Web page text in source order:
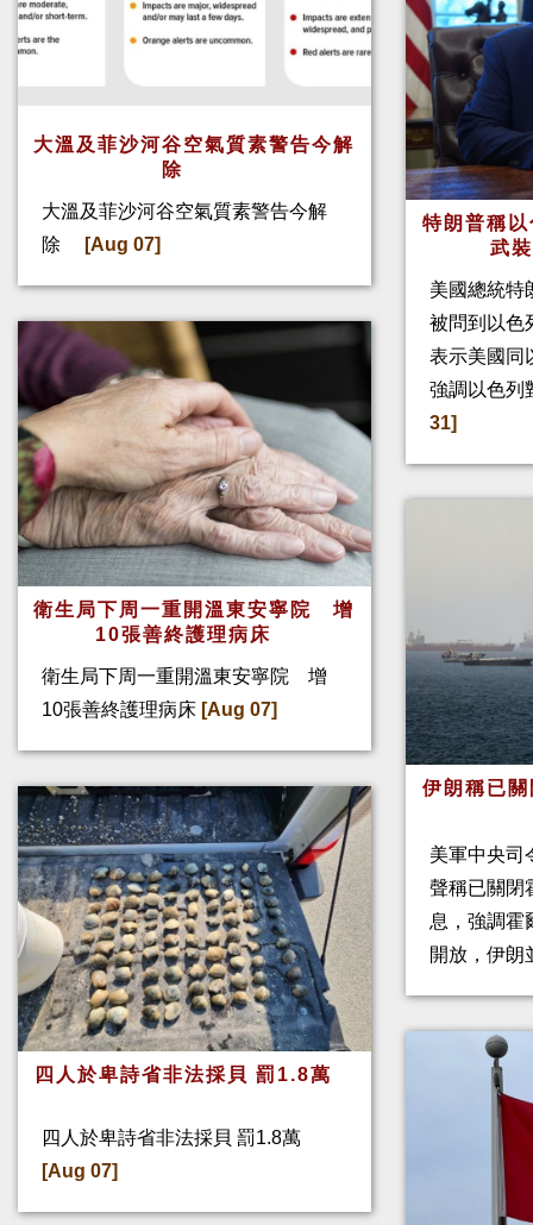
大溫及菲沙河谷空氣質素警告今解
除
大溫及菲沙河谷空氣質素警告今解
除
[Aug 07]
衛生局下周一重開溫東安寧院 增
10張善終護理病床
衛生局下周一重開溫東安寧院 增
10張善終護理病床 [Aug 07]
四人於卑詩省非法採貝 罰1.8萬
四人於卑詩省非法採貝 罰1.8萬
[Aug 07]
特朗普稱
武
美國總統特
被問到以色
表示美國同
強調以色列
31]
伊朗稱已
美軍中央司
聲稱已關閉
息，強調霍
開放，伊